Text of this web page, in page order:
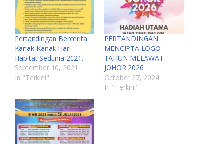
Pertandingan Bercerita
Kanak-Kanak Hari
Habitat Sedunia 2021.
September 10, 2021
In "Terkini"
PERTANDINGAN
MENCIPTA LOGO
TAHUN MELAWAT
JOHOR 2026
October 27, 2024
In "Terkini"